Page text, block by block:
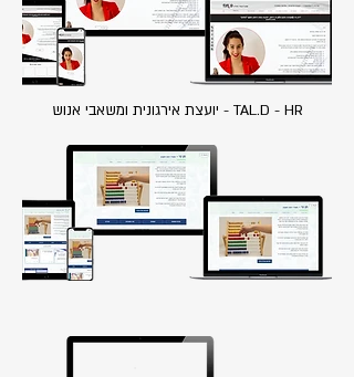
TAL.D - HR - יועצת אירגונית ומשאבי אנוש